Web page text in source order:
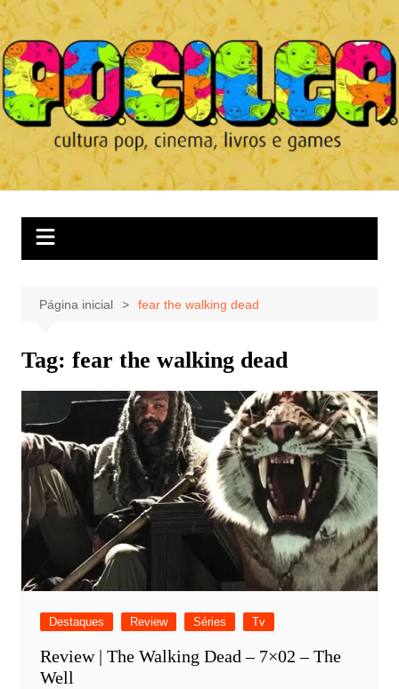
Ir
para
o
conteúdo
Página inicial fear the walking dead
Tag: fear the walking dead
Destaques Review Séries Tv
Review | The Walking Dead – 7×02 – The
Well